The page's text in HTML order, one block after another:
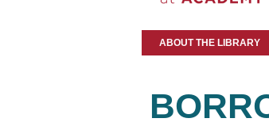
ABOUT THE LIBRARY